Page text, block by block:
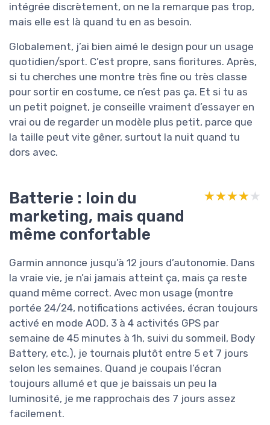
intégrée discrètement, on ne la remarque pas trop,
mais elle est là quand tu en as besoin.
Globalement, j’ai bien aimé le design pour un usage
quotidien/sport. C’est propre, sans fioritures. Après,
si tu cherches une montre très fine ou très classe
pour sortir en costume, ce n’est pas ça. Et si tu as
un petit poignet, je conseille vraiment d’essayer en
vrai ou de regarder un modèle plus petit, parce que
la taille peut vite gêner, surtout la nuit quand tu
dors avec.
Batterie : loin du
marketing, mais quand
même confortable
★★★★★
★★★★★
Garmin annonce jusqu’à 12 jours d’autonomie. Dans
la vraie vie, je n’ai jamais atteint ça, mais ça reste
quand même correct. Avec mon usage (montre
portée 24/24, notifications activées, écran toujours
activé en mode AOD, 3 à 4 activités GPS par
semaine de 45 minutes à 1h, suivi du sommeil, Body
Battery, etc.), je tournais plutôt entre 5 et 7 jours
selon les semaines. Quand je coupais l’écran
toujours allumé et que je baissais un peu la
luminosité, je me rapprochais des 7 jours assez
facilement.